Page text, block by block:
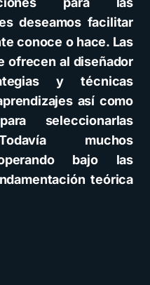
deseamos facilitar
conoce o hace. Las
ofrecen al diseñador
y técnicas
así como
seleccionarlas
muchos
bajo las
teórica